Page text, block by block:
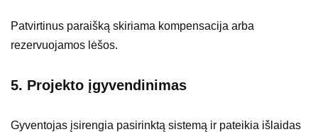
Patvirtinus paraišką skiriama kompensacija arba
rezervuojamos lėšos.
5. Projekto įgyvendinimas
Gyventojas įsirengia pasirinktą sistemą ir pateikia išlaidas